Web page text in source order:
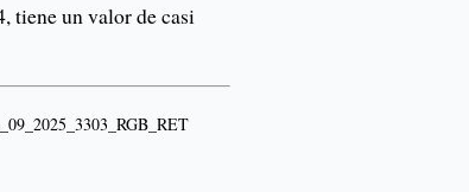
tiene un valor de casi